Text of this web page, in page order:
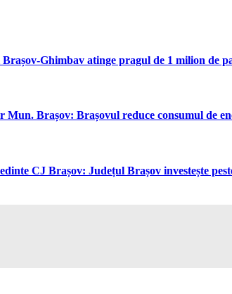
atinge pragul de 1 milion de
Mun. Brașov: Brașovul reduce consumul de
CJ Brașov: Județul Brașov investește